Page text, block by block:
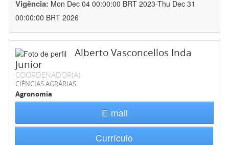
Vigência: Mon Dec 04 00:00:00 BRT 2023-Thu Dec 31
00:00:00 BRT 2026
Alberto Vasconcellos Inda
Junior
COORDENADOR(A)
CIÊNCIAS AGRÁRIAS
Agronomia
E-mail
Currículo